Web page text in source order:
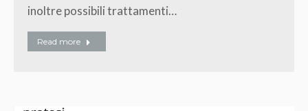
inoltre possibili trattamenti…
Read more